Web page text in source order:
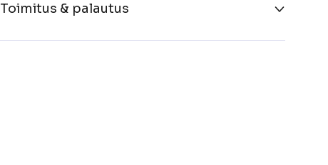
Toimitus & palautus